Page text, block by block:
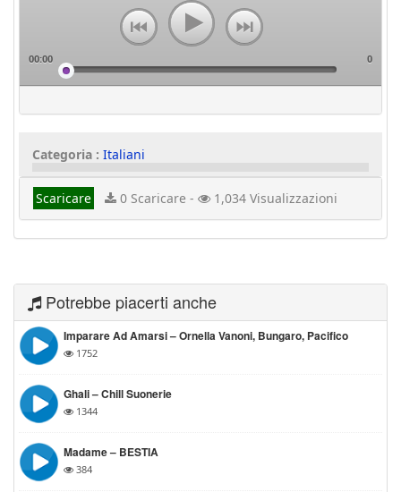
00:00 0
Categoria : Italiani
Scaricare 0 Scaricare - 1,034 Visualizzazioni
Potrebbe piacerti anche
Imparare Ad Amarsi – Ornella Vanoni, Bungaro, Pacifico
1752
Ghali – Chill Suonerie
1344
Madame – BESTIA
384